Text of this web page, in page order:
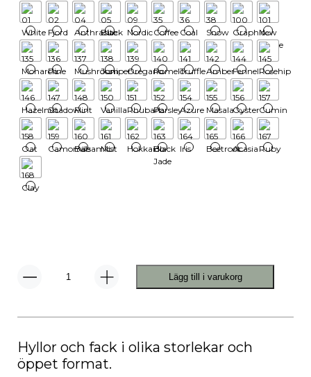
Read
Lägg till i varukorg
Hyllor och fack i olika storlekar och
öppet format.